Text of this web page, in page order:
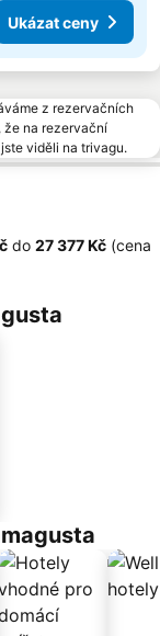
Ukázat ceny
z rezervačních
že na rezervační
viděli na trivagu.
do ‎27 377 Kč (cena